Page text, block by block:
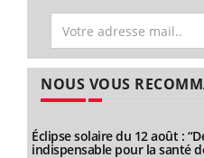
NOUS VOUS
Éclipse solaire du 12 août :
indispensable pour la santé